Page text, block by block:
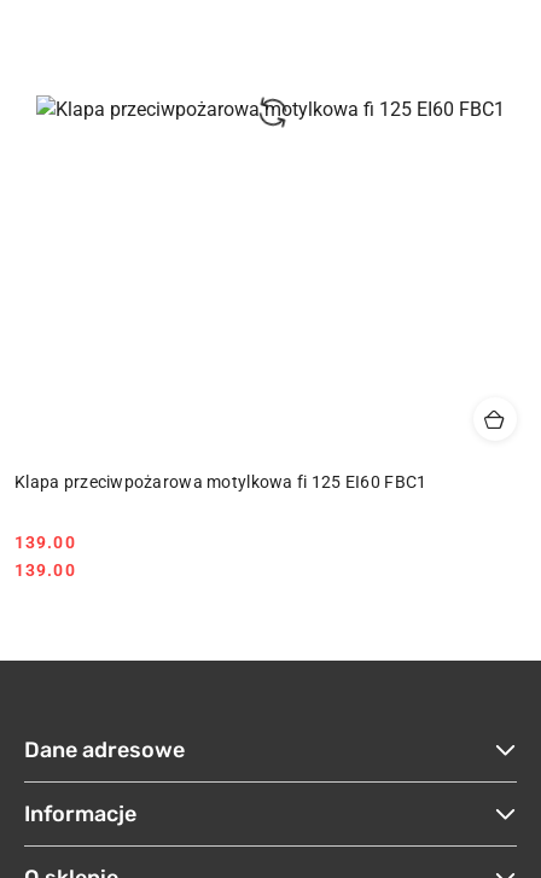
Klapa przeciwpożarowa motylkowa fi 125 EI60 FBC1
Cena:
139.00
Cena:
139.00
Dane adresowe
Informacje